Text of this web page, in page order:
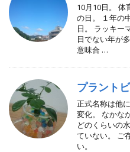
10月10日。 体
の日。 １年の
日。 ラッキー
日でない年が
意味合 …
プラント
正式名称は他
変化。 なかな
どのくらいの
ていない。 ご
い。